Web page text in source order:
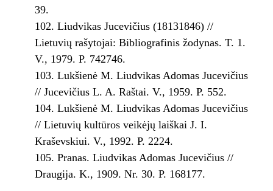
39.
Liudvikas Jucevičius (1813­1846) //
Lietuvių rašytojai: Bibliografinis žodynas. T. 1.
V., 1979. P. 742­746.
Lukšienė M. Liudvikas Adomas Jucevičius
// Jucevičius L. A. Raštai. V., 1959. P. 5­52.
Lukšienė M. Liudvikas Adomas Jucevičius
// Lietuvių kultūros veikėjų laiškai J. I.
Kraševskiui. V., 1992. P. 22­24.
Pranas. Liudvikas Adomas Jucevičius //
Draugija. K., 1909. Nr. 30. P. 168­177.